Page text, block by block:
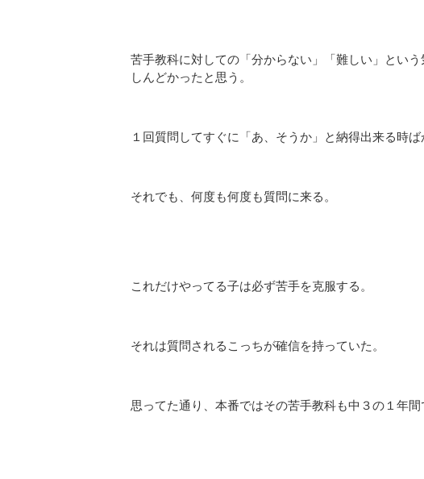
苦手教科に対しての「分からない」「難しい」とい
しんどかったと思う。
１回質問してすぐに「あ、そうか」と納得出来る時ば
それでも、何度も何度も質問に来る。
これだけやってる子は必ず苦手を克服する。
それは質問されるこっちが確信を持っていた。
思ってた通り、本番ではその苦手教科も中３の１年間